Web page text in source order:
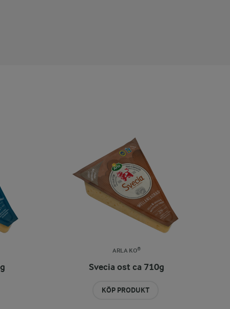
ARLA KO®
Svecia ost ca 710g
KÖP PRODUKT